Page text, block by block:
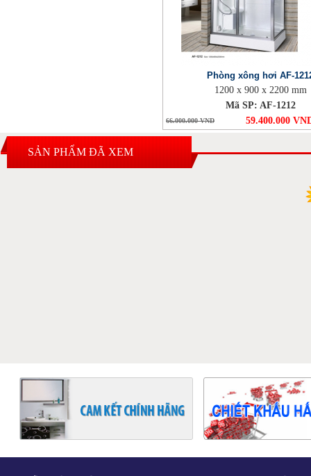
Phòng xông hơi AF-
1200 x 900 x 2200 mm
Mã SP: AF-1212
66.000.000 VND 59.400.000
SẢN PHẨM ĐÃ XEM